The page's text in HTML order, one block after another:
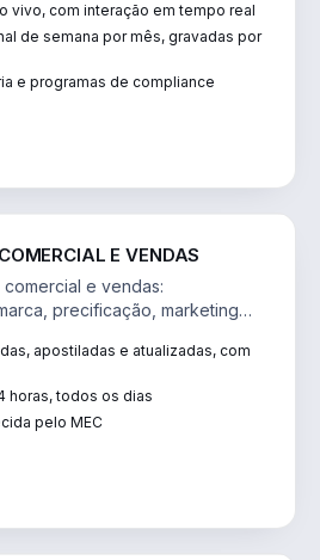
vivo, com interação em tempo real
de semana por mês, gravadas por
e programas de compliance
E VENDAS
comercial e vendas:
precificação, marketing
apostiladas e atualizadas, com
horas, todos os dias
pelo MEC